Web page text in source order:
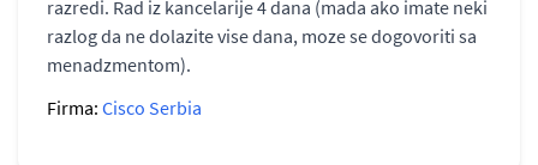
razredi. Rad iz kancelarije 4 dana (mada ako imate neki
razlog da ne dolazite vise dana, moze se dogovoriti sa
menadzmentom).
Firma: Cisco Serbia